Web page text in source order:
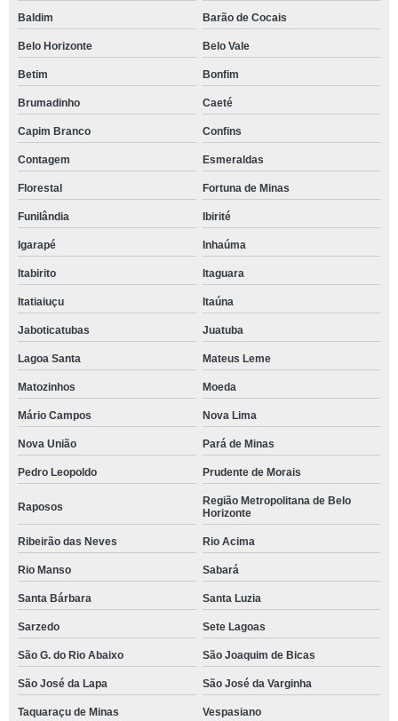
Baldim Barão de Cocais
Belo Horizonte Belo Vale
Betim Bonfim
Brumadinho Caeté
Capim Branco Confins
Contagem Esmeraldas
Florestal Fortuna de Minas
Funilândia Ibirité
Igarapé Inhaúma
Itabirito Itaguara
Itatiaiuçu Itaúna
Jaboticatubas Juatuba
Lagoa Santa Mateus Leme
Matozinhos Moeda
Mário Campos Nova Lima
Nova União Pará de Minas
Pedro Leopoldo Prudente de Morais
Raposos
Região Metropolitana de Belo
Horizonte
Ribeirão das Neves Rio Acima
Rio Manso Sabará
Santa Bárbara Santa Luzia
Sarzedo Sete Lagoas
São G. do Rio Abaixo São Joaquim de Bicas
São José da Lapa São José da Varginha
Taquaraçu de Minas
Vespasiano